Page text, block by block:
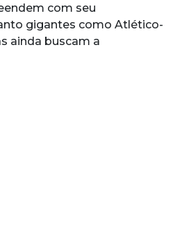
com seu
gigantes como Atlético-
ainda buscam a